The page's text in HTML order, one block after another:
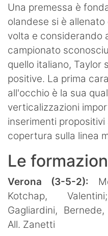
Una premessa è
olandese si è
volta e considerando
campionato
quello italiano, Taylor
positive. La prima
all'occhio è la sua
verticalizzazioni
inserimenti
copertura sulla linea
Le
Verona (3-5-2):
Kotchap,
Gagliardini,
All. Zanetti